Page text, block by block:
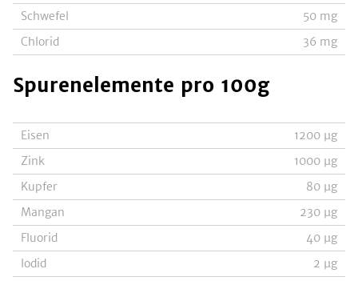
Schwefel
50 mg
Chlorid
36 mg
Spurenelemente pro 100g
Eisen 1200 µg
Zink
1000 µg
Kupfer
80 µg
Mangan
230 µg
Fluorid
40 µg
Iodid
2 µg